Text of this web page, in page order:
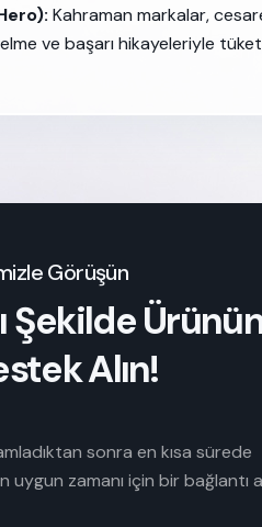
Kahraman markalar,
ve başarı hikayeleriyle
Görüşün
Şekilde
Alın!
sonra en kısa sürede
uygun zamanı için bir bağlantı